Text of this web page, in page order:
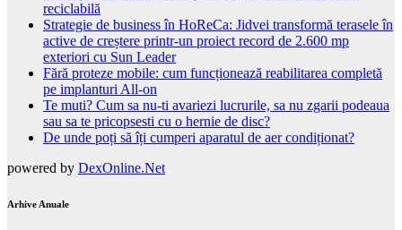
reciclabilă
Strategie de business în HoReCa: Jidvei transformă terasele în
active de creștere printr-un proiect record de 2.600 mp
exteriori cu Sun Leader
Fără proteze mobile: cum funcționează reabilitarea completă
pe implanturi All-on
Te muti? Cum sa nu-ti avariezi lucrurile, sa nu zgarii podeaua
sau sa te pricopsesti cu o hernie de disc?
De unde poți să îți cumperi aparatul de aer condiționat?
powered by DexOnline.Net
Arhive Anuale